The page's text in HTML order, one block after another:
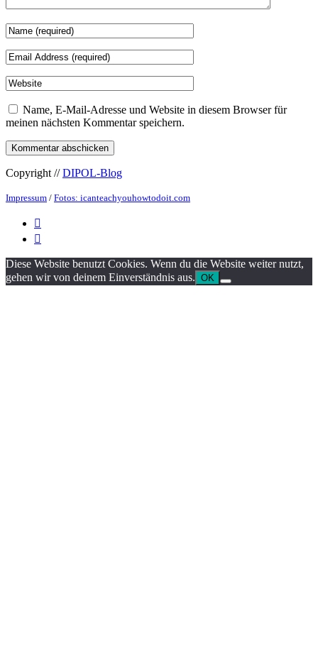
Name, E-Mail-Adresse und Website in diesem Browser für
meinen nächsten Kommentar speichern.
Copyright //DIPOL-Blog
Impressum / Fotos: icanteachyouhowtodoit.com


Diese Website benutzt Cookies. Wenn du die Website weiter nutzt,
gehen wir von deinem Einverständnis aus. OK